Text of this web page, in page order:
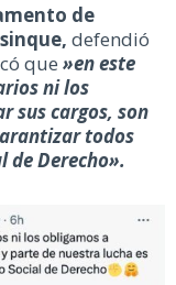
de
defendió
que »en este
ni los
sus cargos, son
todos
de Derecho».